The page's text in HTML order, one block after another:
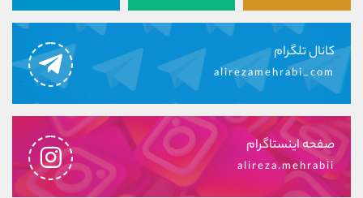
کانال تلگرام
alirezamehrabi_com
صفحه اینستاگرام
alireza.mehrabii